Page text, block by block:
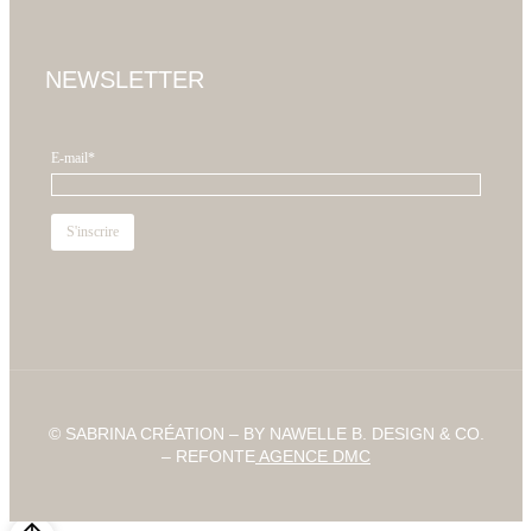
NEWSLETTER
E-mail*
© SABRINA CRÉATION – BY NAWELLE B. DESIGN & CO.
– REFONTEAGENCE DMC